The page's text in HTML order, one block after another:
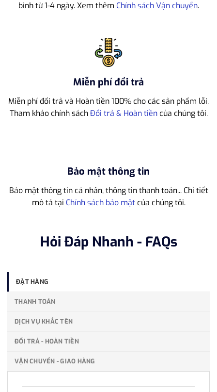
bình từ 1-4 ngày. Xem thêm Chính sách Vận chuyển.
Miễn phí đổi trả
Miễn phí đổi trả và Hoàn tiền 100% cho các sản phẩm lỗi.
Tham khảo chính sáchĐổi trả & Hoàn tiềncủa chúng tôi.
Bảo mật thông tin
Bảo mật thông tin cá nhân, thông tin thanh toán... Chi tiết
mô tả tại Chính sách bảo mậtcủa chúng tôi.
Hỏi Đáp Nhanh - FAQs
ĐẶT HÀNG
THANH TOÁN
DỊCH VỤ KHẮC TÊN
ĐỔI TRẢ - HOÀN TIỀN
VẬN CHUYỂN - GIAO HÀNG